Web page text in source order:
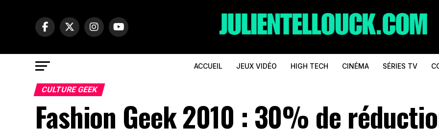
ACCUEIL JEUX VIDÉO HIGH TECH CINÉMA SÉRIES TV
CULTURE GEEK
Fashion Geek 2010 : 30% de